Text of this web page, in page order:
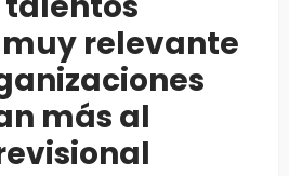
relevante
más al